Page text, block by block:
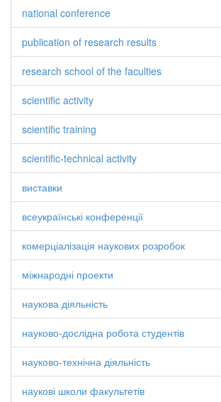
national conference
publication of research results
research school of the faculties
scientific activity
scientific training
scientific-technical activity
виставки
всеукраїнські конференції
комерціалізація наукових розробок
міжнародні проекти
наукова діяльність
науково-дослідна робота студентів
науково-технічна діяльність
наукові школи факультетів